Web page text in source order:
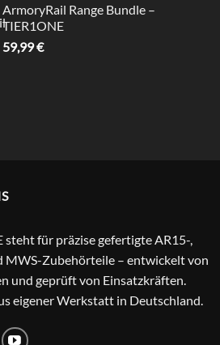
ArmoryRail Range Bundle –
TIER1ONE
59,99€
steht für präzise gefertigte AR15-,
MWS-Zubehörteile – entwickelt von
und geprüft von Einsatzkräften.
eigener Werkstatt in Deutschland.